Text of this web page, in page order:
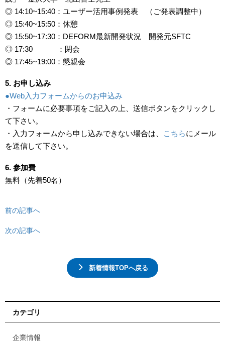
◎ 14:10~15:40：ユーザー活用事例発表 （ご発表調整中）
◎ 15:40~15:50：休憩
◎ 15:50~17:30：DEFORM最新開発状況 開発元SFTC
◎ 17:30 ：閉会
◎ 17:45~19:00：懇親会
5. お申し込み
●Web入力フォームからのお申込み
・フォームに必要事項をご記入の上、送信ボタンをクリックし
て下さい。
・入力フォームから申し込みできない場合は、
こちらにメール
を送信して下さい。
6. 参加費
無料（先着50名）
前の記事へ
次の記事へ
新着情報TOPへ戻る
カテゴリ
企業情報